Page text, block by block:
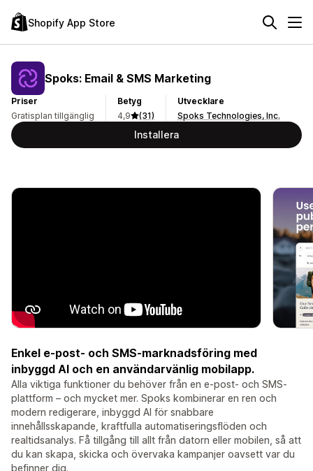
Shopify App Store
Spoks: Email & SMS Marketing
Priser
Gratisplan tillgänglig
Betyg
4,9
(31)
Utvecklare
Spoks Technologies, Inc.
Installera
Enkel e-post- och SMS-marknadsföring med
inbyggd AI och en användarvänlig mobilapp.
Alla viktiga funktioner du behöver från en e-post- och SMS-
plattform – och mycket mer. Spoks kombinerar en ren och
modern redigerare, inbyggd AI för snabbare
innehållsskapande, kraftfulla automatiseringsflöden och
realtidsanalys. Få tillgång till allt från datorn eller mobilen, så att
du kan skapa, skicka och övervaka kampanjer oavsett var du
befinner dig.